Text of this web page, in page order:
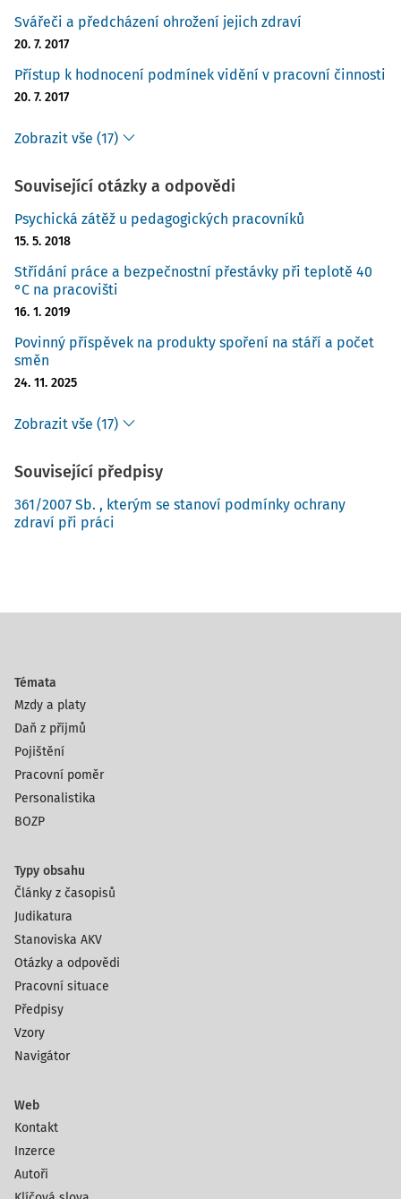
Svářeči a předcházení ohrožení jejich zdraví
20. 7. 2017
Přístup k hodnocení podmínek vidění v pracovní činnosti
20. 7. 2017
Zobrazit vše (17)
Související otázky a odpovědi
Psychická zátěž u pedagogických pracovníků
15. 5. 2018
Střídání práce a bezpečnostní přestávky při teplotě 40
°C na pracovišti
16. 1. 2019
Povinný příspěvek na produkty spoření na stáří a počet
směn
24. 11. 2025
Zobrazit vše (17)
Související předpisy
361/2007 Sb. , kterým se stanoví podmínky ochrany
zdraví při práci
Témata
Mzdy a platy
Daň z příjmů
Pojištění
Pracovní poměr
Personalistika
BOZP
Typy obsahu
Články z časopisů
Judikatura
Stanoviska AKV
Otázky a odpovědi
Pracovní situace
Předpisy
Vzory
Navigátor
Web
Kontakt
Inzerce
Autoři